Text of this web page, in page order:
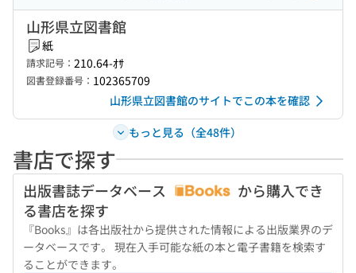
山形県立図書館
紙
請求記号： 210.64-ｵｻ
図書登録番号： 102365709
山形県立図書館のサイトでこの本を確認
もっと見る（全48件）
書店で探す
出版書誌データベース
から購入でき
る書店を探す
『Books』は各出版社から提供された情報による出版業界のデ
ータベースです。 現在入手可能な紙の本と電子書籍を検索す
ることができます。